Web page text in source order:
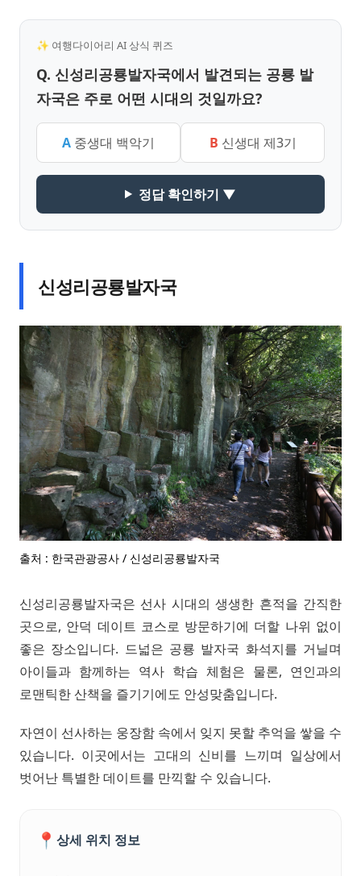
✨ 여행다이어리 AI 상식 퀴즈
Q. 신성리공룡발자국에서 발견되는 공룡 발
자국은 주로 어떤 시대의 것일까요?
A 중생대 백악기 B 신생대 제3기
정답 확인하기 ▼
신성리공룡발자국
출처 : 한국관광공사 / 신성리공룡발자국
신성리공룡발자국은 선사 시대의 생생한 흔적을 간직한
곳으로, 안덕 데이트 코스로 방문하기에 더할 나위 없이
좋은 장소입니다. 드넓은 공룡 발자국 화석지를 거닐며
아이들과 함께하는 역사 학습 체험은 물론, 연인과의
로맨틱한 산책을 즐기기에도 안성맞춤입니다.
자연이 선사하는 웅장함 속에서 잊지 못할 추억을 쌓을 수
있습니다. 이곳에서는 고대의 신비를 느끼며 일상에서
벗어난 특별한 데이트를 만끽할 수 있습니다.
📍 상세 위치 정보